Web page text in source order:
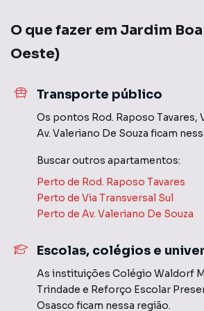
investimento ou moradia para quem
prática e bem localizada.
apartamento, que pode se tornar o lar
sua família.
Apartamento para Venda em região
Jardim Boa Vista (Zona Oeste), em São
encontrou o que procurava ou deseja
sobre Apartamento em São Paulo?
A Miani Imóveis tem mais opções de
residenciais e comerciais, sobrados,
barracões para venda ou locação, além
empreendimentos em construção ou
O que fazer em Jardim
Oeste)
Transporte público
Os pontos Rod. Raposo Tavares,
Av. Valeriano De Souza ficam
Buscar outros apartamentos:
Perto de Rod. Raposo Tavares
Perto de Via Transversal Sul
Perto de Av. Valeriano De Souza
Escolas, colégios e
As instituições Colégio Waldorf
Trindade e Reforço Escolar
Osasco ficam nessa região.